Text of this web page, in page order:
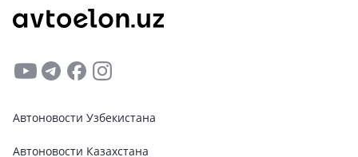
Автоновости Узбекистана
Автоновости Казахстана